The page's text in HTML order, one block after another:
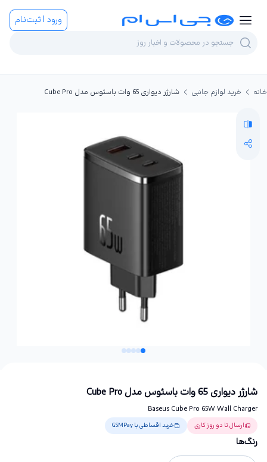
ورود | ثبت‌نام
خانه خرید لوازم جانبی شارژر دیواری 65 وات باسئوس مدل Cube Pro
شارژر دیواری 65 وات باسئوس مدل Cube Pro
Baseus Cube Pro 65W Wall Charger
ارسال تا دو روز کاری خرید اقساطی با GSMPay
رنگ‌ها